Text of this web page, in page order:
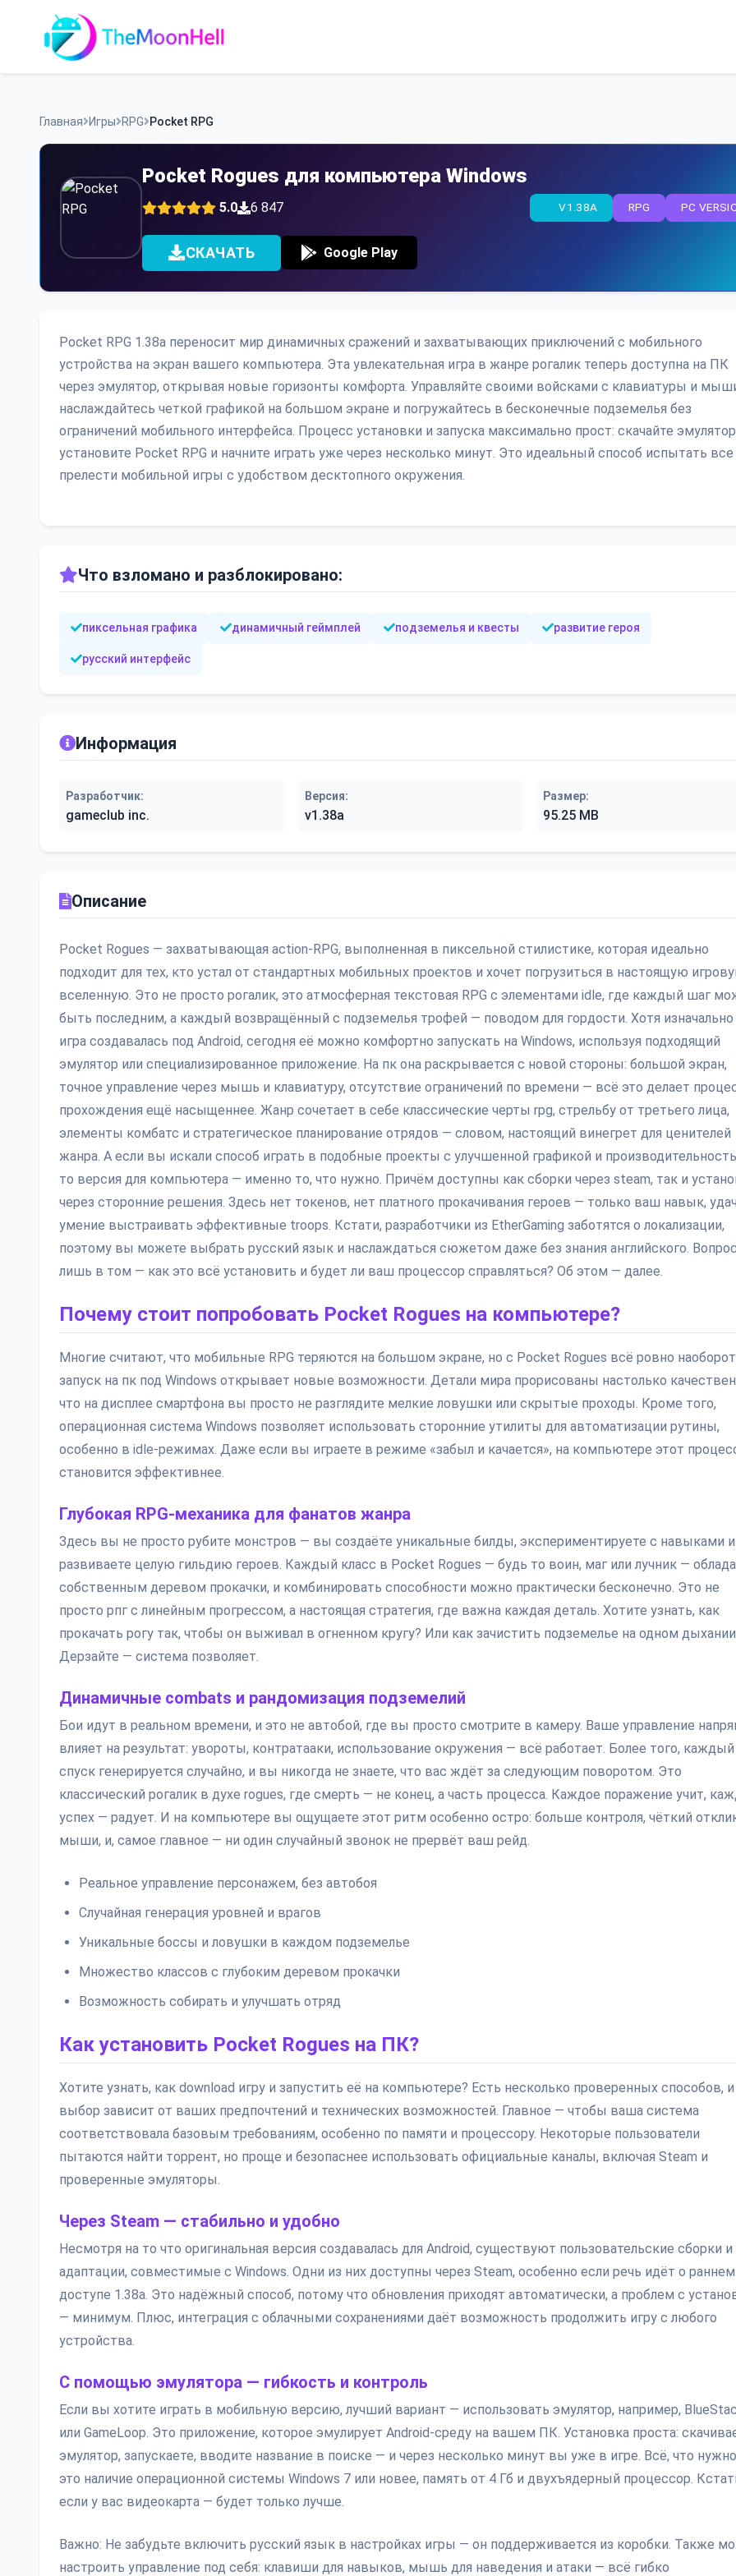
content
Главная Игры RPG Pocket RPG
Pocket Rogues для компьютера Windows
5.0 6 847 PC
RPG
V1.38A
СКАЧАТЬ Google Play
Pocket RPG 1.38a переносит мир динамичных сражений и захватывающих приключений с мобильного
устройства на экран вашего компьютера. Эта увлекательная игра в жанре рогалик теперь доступна на ПК
через эмулятор, открывая новые горизонты комфорта. Управляйте своими войсками с клавиатуры и
наслаждайтесь четкой графикой на большом экране и погружайтесь в бесконечные подземелья без
ограничений мобильного интерфейса. Процесс установки и запуска максимально прост: скачайте
установите Pocket RPG и начните играть уже через несколько минут. Это идеальный способ испытать все
прелести мобильной игры с удобством десктопного окружения.
Что взломано и разблокировано:
пиксельная графика динамичный геймплей подземелья и квесты развитие героя
русский интерфейс
Информация
Разработчик:
gameclub inc.
Версия:
v1.38a
Размер:
95.25 MB
Описание
Pocket Rogues — захватывающая action-RPG, выполненная в пиксельной стилистике, которая идеально
подходит для тех, кто устал от стандартных мобильных проектов и хочет погрузиться в настоящую
вселенную. Это не просто рогалик, это атмосферная текстовая RPG с элементами idle, где каждый шаг
быть последним, а каждый возвращённый с подземелья трофей — поводом для гордости. Хотя изначально
игра создавалась под Android, сегодня её можно комфортно запускать на Windows, используя подходящий
эмулятор или специализированное приложение. На пк она раскрывается с новой стороны: большой экран,
точное управление через мышь и клавиатуру, отсутствие ограничений по времени — всё это делает
прохождения ещё насыщеннее. Жанр сочетает в себе классические черты rpg, стрельбу от третьего лица,
элементы комбатс и стратегическое планирование отрядов — словом, настоящий винегрет для ценителей
жанра. А если вы искали способ играть в подобные проекты с улучшенной графикой и
то версия для компьютера — именно то, что нужно. Причём доступны как сборки через steam, так и
через сторонние решения. Здесь нет токенов, нет платного прокачивания героев — только ваш навык,
умение выстраивать эффективные troops. Кстати, разработчики из EtherGaming заботятся о локализации,
поэтому вы можете выбрать русский язык и наслаждаться сюжетом даже без знания английского. Вопрос
лишь в том — как это всё установить и будет ли ваш процессор справляться? Об этом — далее.
Почему стоит попробовать Pocket Rogues на компьютере?
Многие считают, что мобильные RPG теряются на большом экране, но с Pocket Rogues всё ровно
запуск на пк под Windows открывает новые возможности. Детали мира прорисованы настолько
что на дисплее смартфона вы просто не разглядите мелкие ловушки или скрытые проходы. Кроме того,
операционная система Windows позволяет использовать сторонние утилиты для автоматизации рутины,
особенно в idle-режимах. Даже если вы играете в режиме «забыл и качается», на компьютере этот
становится эффективнее.
Глубокая RPG-механика для фанатов жанра
Здесь вы не просто рубите монстров — вы создаёте уникальные билды, экспериментируете с навыками и
развиваете целую гильдию героев. Каждый класс в Pocket Rogues — будь то воин, маг или лучник —
собственным деревом прокачки, и комбинировать способности можно практически бесконечно. Это не
просто рпг с линейным прогрессом, а настоящая стратегия, где важна каждая деталь. Хотите узнать, как
прокачать рогу так, чтобы он выживал в огненном кругу? Или как зачистить подземелье на одном
Дерзайте — система позволяет.
Динамичные combats и рандомизация подземелий
Бои идут в реальном времени, и это не автобой, где вы просто смотрите в камеру. Ваше управление
влияет на результат: увороты, контратааки, использование окружения — всё работает. Более того, каждый
спуск генерируется случайно, и вы никогда не знаете, что вас ждёт за следующим поворотом. Это
классический рогалик в духе rogues, где смерть — не конец, а часть процесса. Каждое поражение учит,
успех — радует. И на компьютере вы ощущаете этот ритм особенно остро: больше контроля, чёткий
мыши, и, самое главное — ни один случайный звонок не прервёт ваш рейд.
Реальное управление персонажем, без автобоя
Случайная генерация уровней и врагов
Уникальные боссы и ловушки в каждом подземелье
Множество классов с глубоким деревом прокачки
Возможность собирать и улучшать отряд
Как установить Pocket Rogues на ПК?
Хотите узнать, как download игру и запустить её на компьютере? Есть несколько проверенных способов, и
выбор зависит от ваших предпочтений и технических возможностей. Главное — чтобы ваша система
соответствовала базовым требованиям, особенно по памяти и процессору. Некоторые пользователи
пытаются найти торрент, но проще и безопаснее использовать официальные каналы, включая Steam и
проверенные эмуляторы.
Через Steam — стабильно и удобно
Несмотря на то что оригинальная версия создавалась для Android, существуют пользовательские сборки и
адаптации, совместимые с Windows. Одни из них доступны через Steam, особенно если речь идёт о раннем
доступе 1.38a. Это надёжный способ, потому что обновления приходят автоматически, а проблем с
— минимум. Плюс, интеграция с облачными сохранениями даёт возможность продолжить игру с любого
устройства.
С помощью эмулятора — гибкость и контроль
Если вы хотите играть в мобильную версию, лучший вариант — использовать эмулятор, например,
или GameLoop. Это приложение, которое эмулирует Android-среду на вашем ПК. Установка проста:
эмулятор, запускаете, вводите название в поиске — и через несколько минут вы уже в игре. Всё, что
это наличие операционной системы Windows 7 или новее, память от 4 Гб и двухъядерный процессор.
если у вас видеокарта — будет только лучше.
Важно: Не забудьте включить русский язык в настройках игры — он поддерживается из коробки. Также
настроить управление под себя: клавиши для навыков, мышь для наведения и атаки — всё гибко